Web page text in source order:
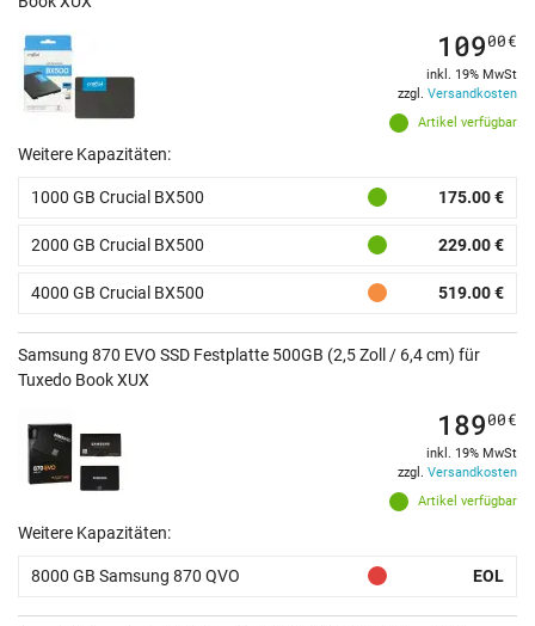
Artikel verfügbar
10900€
inkl. 19% MwSt
zzgl. Versandkosten
Weitere Kapazitäten:
1000 GB Crucial BX500 175.00 €
2000 GB Crucial BX500 229.00 €
4000 GB Crucial BX500 519.00 €
Samsung 870 EVO SSD Festplatte 500GB (2,5 Zoll / 6,4 cm) für
Tuxedo Book XUX
Artikel verfügbar
18900€
inkl. 19% MwSt
zzgl. Versandkosten
Weitere Kapazitäten:
8000 GB Samsung 870 QVO EOL